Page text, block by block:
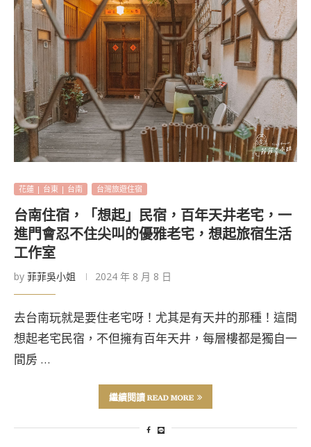
花蓮 | 台東 | 台南 台灣旅遊住宿
台南住宿，「想起」民宿，百年天井老宅，一
進門會忍不住尖叫的優雅老宅，想起旅宿生活
工作室
by 菲菲吳小姐 2024 年 8 月 8 日
去台南玩就是要住老宅呀！尤其是有天井的那種！這間
想起老宅民宿，不但擁有百年天井，每層樓都是獨自一
間房 …
繼續閱讀 READ MORE